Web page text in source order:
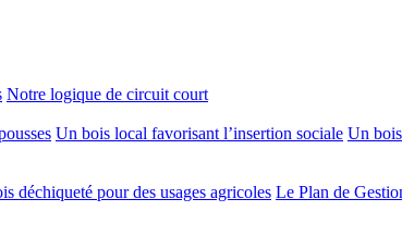
Notre logique de circuit court
Un bois local favorisant l’insertion sociale Un
déchiqueté pour des usages agricoles Le Plan de